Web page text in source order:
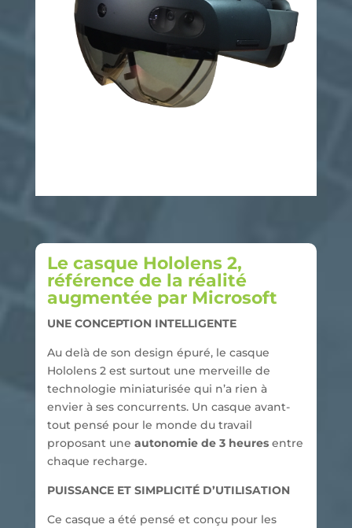
Le casque Hololens 2,
référence de la réalité
augmentée par Microsoft
UNE CONCEPTION INTELLIGENTE
Au delà de son design épuré, le casque
Hololens 2 est surtout une merveille de
technologie miniaturisée qui n’a rien à
envier à ses concurrents. Un casque avant-
tout pensé pour le monde du travail
proposant une autonomie de 3 heuresentre
chaque recharge.
PUISSANCE ET SIMPLICITÉ D’UTILISATION
Ce casque a été pensé et conçu pour les